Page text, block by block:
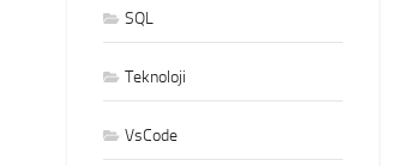
SQL
Teknoloji
VsCode